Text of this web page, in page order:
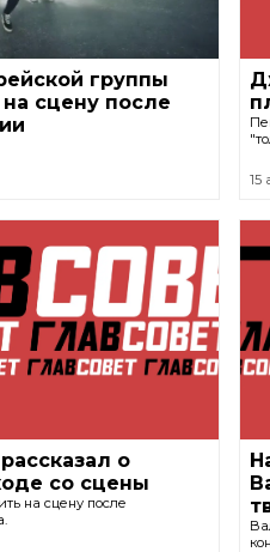
группы
на сцену после
15
о
со сцены
на сцену после